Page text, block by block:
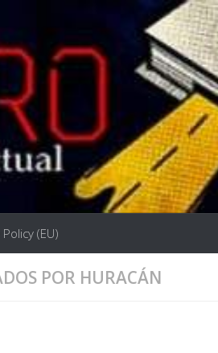
(EU)
POR HURACÁN